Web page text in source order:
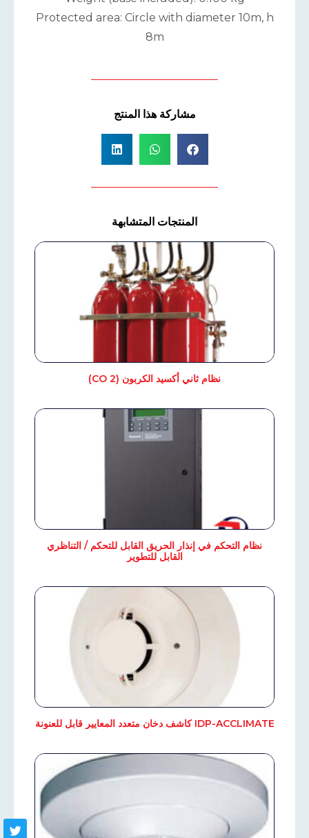
Protected area: Circle with diameter 10m, h
8m
مشاركة هذا المنتج
المنتجات المتشابهة
نظام ثاني أكسيد الكربون (CO 2)
نظام التحكم في إنذار الحريق القابل للتحكم / التناظري
القابل للتطوير
IDP-ACCLIMATE كاشف دخان متعدد المعايير قابل للعنونة